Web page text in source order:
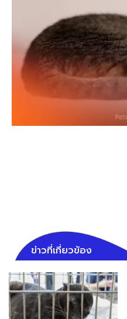
ข่าวที่เกี่ยวข้อง